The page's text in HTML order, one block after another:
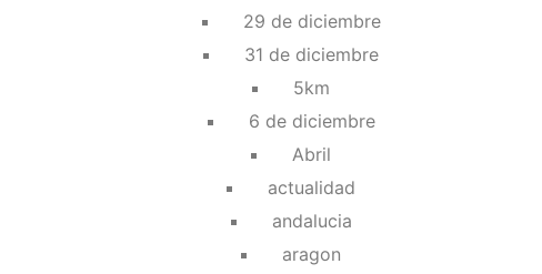
29 de diciembre
31 de diciembre
5km
6 de diciembre
Abril
actualidad
andalucia
aragon